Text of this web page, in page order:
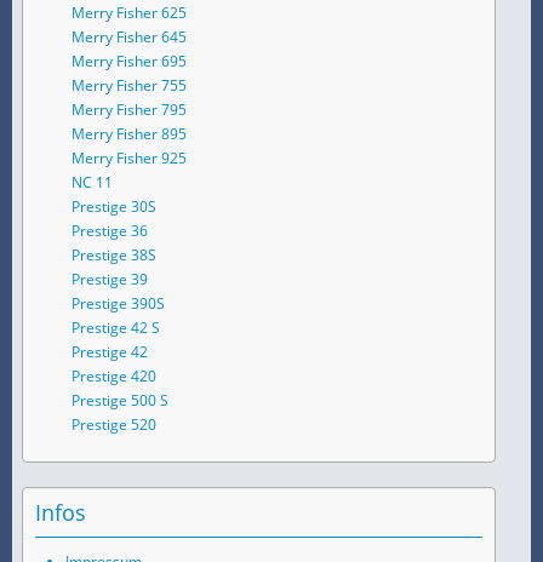
Merry Fisher 625
Merry Fisher 645
Merry Fisher 695
Merry Fisher 755
Merry Fisher 795
Merry Fisher 895
Merry Fisher 925
NC 11
Prestige 30S
Prestige 36
Prestige 38S
Prestige 39
Prestige 390S
Prestige 42 S
Prestige 42
Prestige 420
Prestige 500 S
Prestige 520
Infos